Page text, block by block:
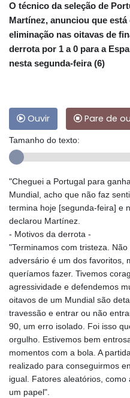
O técnico da seleção de
Martínez, anunciou que
eliminação nas oitavas de
derrota por 1 a 0 para a
nesta segunda-feira (6)
Ouvir Pare de
Tamanho do texto:
"Cheguei a Portugal para
Mundial, acho que não faz
termina hoje [segunda-feira] e
declarou Martínez.
- Motivos da derrota -
"Terminamos com tristeza.
adversário é um dos favoritos,
queríamos fazer. Tivemos
agressividade e defendemos
oitavos de um Mundial são
travessão e entrar ou não
90, um erro isolado. Foi isso
orgulho. Estivemos bem
momentos com a bola. A
realizado para conseguirmos
igual. Fatores aleatórios,
um papel".